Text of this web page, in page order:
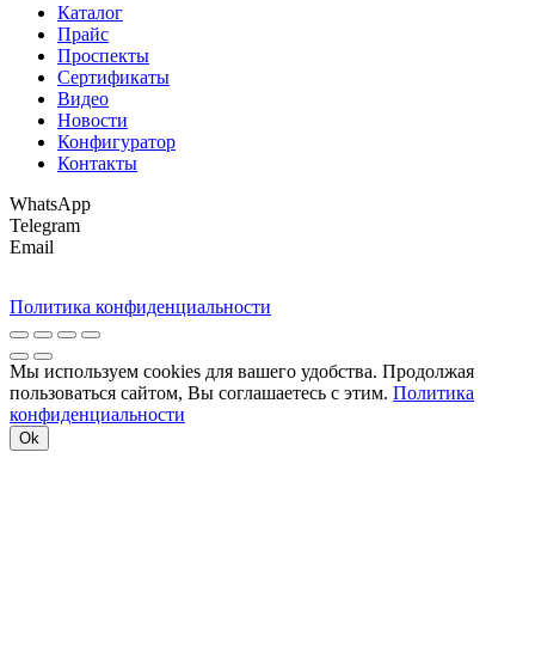
Каталог
Прайс
Проспекты
Сертификаты
Видео
Новости
Конфигуратор
Контакты
WhatsApp
Telegram
Email
Политика конфиденциальности
Мы используем cookies для вашего удобства. Продолжая
пользоваться сайтом, Вы соглашаетесь с этим. Политика
конфиденциальности
Ok